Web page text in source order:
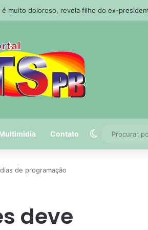
projetos de corredores viários para
Contato Switch skin
de programação
deve